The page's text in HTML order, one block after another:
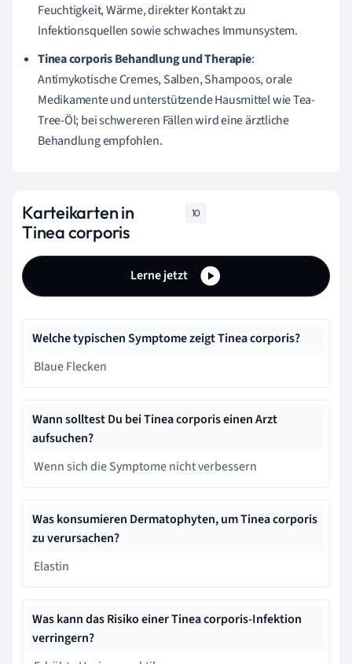
Feuchtigkeit, Wärme, direkter Kontakt zu
Infektionsquellen sowie schwaches Immunsystem.
Tinea corporis Behandlung und Therapie:
Antimykotische Cremes, Salben, Shampoos, orale
Medikamente und unterstützende Hausmittel wie Tea-
Tree-Öl; bei schwereren Fällen wird eine ärztliche
Behandlung empfohlen.
Karteikarten in
Tinea corporis
10
Lerne jetzt
Welche typischen Symptome zeigt Tinea corporis?
Blaue Flecken
Wann solltest Du bei Tinea corporis einen Arzt
aufsuchen?
Wenn sich die Symptome nicht verbessern
Was konsumieren Dermatophyten, um Tinea corporis
zu verursachen?
Elastin
Was kann das Risiko einer Tinea corporis-Infektion
verringern?